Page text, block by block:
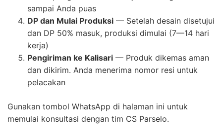
sampai Anda puas
DP dan Mulai Produksi — Setelah desain disetujui
dan DP 50% masuk, produksi dimulai (7—14 hari
kerja)
Pengiriman ke Kalisari — Produk dikemas aman
dan dikirim. Anda menerima nomor resi untuk
pelacakan
Gunakan tombol WhatsApp di halaman ini untuk
memulai konsultasi dengan tim CS Parselo.